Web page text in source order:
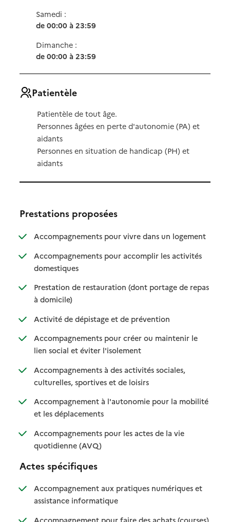
Samedi :
de 00:00 à 23:59
Dimanche :
de 00:00 à 23:59
Patientèle
Patientèle de tout âge.
Personnes âgées en perte d'autonomie (PA) et
aidants
Personnes en situation de handicap (PH) et
aidants
Prestations proposées
Accompagnements pour vivre dans un logement
:
: non
Accompagnements pour accomplir les activités
domestiques: disponible
: non disponible
Prestation de restauration (dont portage de repas
à domicile): disponible
: non disponible
Activité de dépistage et de prévention: disponible
: non disponible
Accompagnements pour créer ou maintenir le
lien social et éviter l'isolement: disponible
: non disponible
Accompagnements à des activités sociales,
culturelles, sportives et de loisirs: disponible
: non disponible
Accompagnement à l'autonomie pour la mobilité
et les déplacements: disponible
: non disponible
Accompagnements pour les actes de la vie
quotidienne (AVQ): disponible
: non disponible
Actes spécifiques
Accompagnement aux pratiques numériques et
assistance informatique: disponible
: non disponible
Accompagnement pour faire des achats (courses)
:
: non